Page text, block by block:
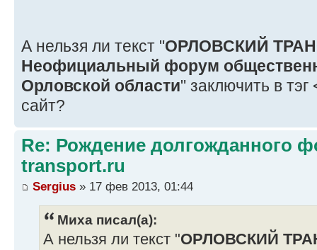
А нельзя ли текст "ОРЛОВСКИЙ
Неофициальный форум
Орловской области" заключить в
сайт?
Re: Рождение долгожданного
transport.ru
Sergius » 17 фев 2013, 01:44
Миха писал(а):
А нельзя ли текст "ОРЛОВСКИЙ